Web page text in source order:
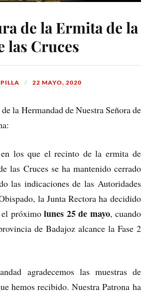
de la Ermita de la
las Cruces
22 MAYO, 2020
la Hermandad de Nuestra Señora de
en los que el recinto de la ermita de
las Cruces se ha mantenido cerrado
las indicaciones de las Autoridades
la Junta Rectora ha decidido
el próximolunes 25 de mayo, cuando
de Badajoz alcance la Fase 2
agradecemos las muestras de
hemos recibido. Nuestra Patrona ha